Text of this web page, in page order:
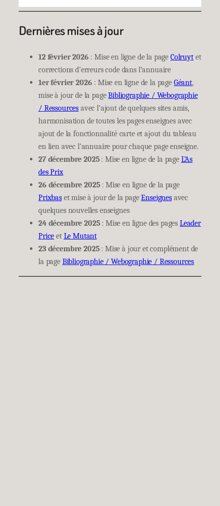
Dernières mises à jour
12 février 2026 : Mise en ligne de la page Colruytet
corrections d’erreurs code dans l’annuaire
1er février 2026 : Mise en ligne de la page Géant,
mise à jour de la pageBibliographie / Webographie
/ Ressources avec l’ajout de quelques sites amis,
harmonisation de toutes les pages enseignes avec
ajout de la fonctionnalité carte et ajout du tableau
en lien avec l’annuaire pour chaque page enseigne.
27 décembre 2025: Mise en ligne de la page L’As
des Prix
26 décembre 2025: Mise en ligne de la page
Prixbaset mise à jour de la pageEnseignesavec
quelques nouvelles enseignes
24 décembre 2025: Mise en ligne des pages Leader
Price et Le Mutant
23 décembre 2025: Mise à jour et complément de
la page Bibliographie / Webographie / Ressources